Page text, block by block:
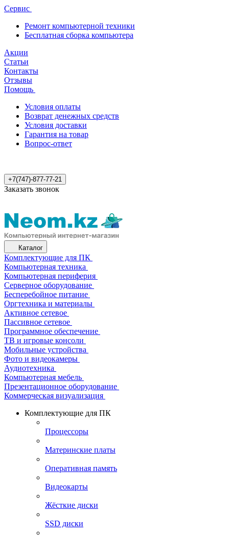
Сервис
Ремонт компьютерной техники
Бесплатная сборка компьютера
Акции
Статьи
Контакты
Отзывы
Помощь
Условия оплаты
Возврат денежных средств
Условия доставки
Гарантия на товар
Вопрос-ответ
+7(747)-877-77-21
Заказать звонок
Каталог
Комплектующие для ПК
Компьютерная техника
Компьютерная периферия
Серверное оборудование
Бесперебойное питание
Оргтехника и материалы
Активное сетевое
Пассивное сетевое
Программное обеспечение
ТВ и игровые консоли
Мобильные устройства
Фото и видеокамеры
Аудиотехника
Компьютерная мебель
Презентационное оборудование
Коммерческая визуализация
Комплектующие для ПК
Процессоры
Материнские платы
Оперативная память
Видеокарты
Жёсткие диски
SSD диски